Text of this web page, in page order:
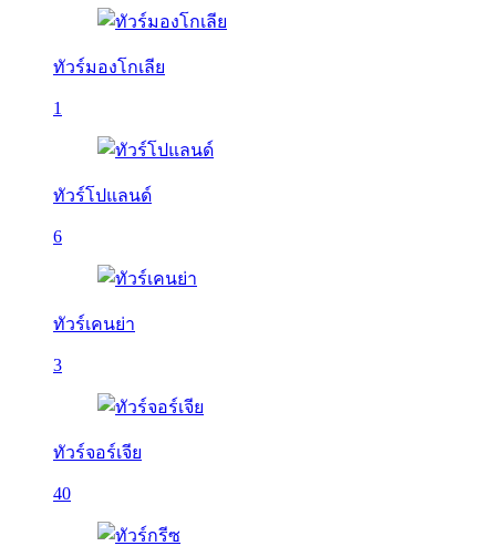
ทัวร์มองโกเลีย
1
ทัวร์โปแลนด์
6
ทัวร์เคนย่า
3
ทัวร์จอร์เจีย
40